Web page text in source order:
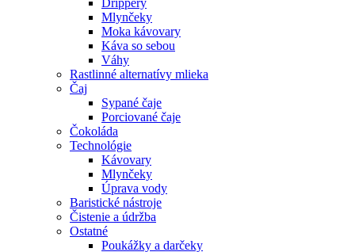
Drippery
Mlynčeky
Moka kávovary
Káva so sebou
Váhy
Rastlinné alternatívy mlieka
Čaj
Sypané čaje
Porciované čaje
Čokoláda
Technológie
Kávovary
Mlynčeky
Úprava vody
Baristické nástroje
Čistenie a údržba
Ostatné
Poukážky a darčeky